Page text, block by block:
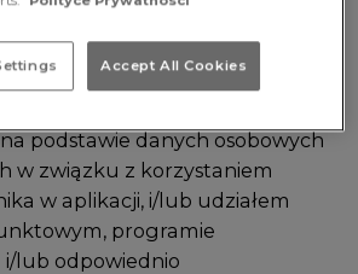
Danych osobowych może
zautomatyzowany, tj.
podstawie danych osobowych
w związku z korzystaniem
w aplikacji, i/lub udziałem
programie
lub odpowiednio
Accept All Cookies